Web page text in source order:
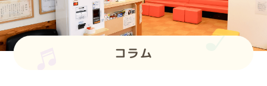
コラム